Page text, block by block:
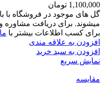
1,100,000 تومان
گل های موجود در فروشگاه با
میشوند. برای دریافت مشاوره
برای کسب اطلاعات بیشتر با
افزودن به علاقه مندی
افزودن به سبد خرید
نمایش سریع
مقايسه